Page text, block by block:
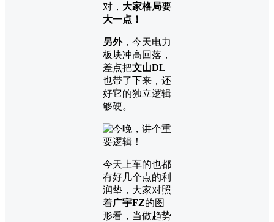
对， 大家格局要
大一点！
另外，今天电力
板块冲高回落，
差点把文山DL
也带了下来，还
好它的独立逻辑
够硬。
今天上车的也都
有好几个点的利
润垫，大家对照
着广宇FZ的图
形看，当做趋势